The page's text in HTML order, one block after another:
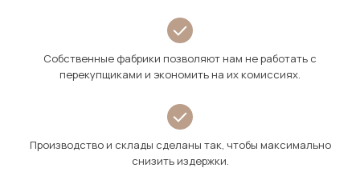
Собственные фабрики позволяют нам не работать с
перекупщиками и экономить на их комиссиях.
Производство и склады сделаны так, чтобы максимально
снизить издержки.